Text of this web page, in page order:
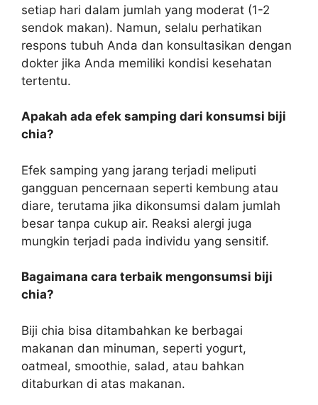
setiap hari dalam jumlah yang moderat (1-2
sendok makan). Namun, selalu perhatikan
respons tubuh Anda dan konsultasikan dengan
dokter jika Anda memiliki kondisi kesehatan
tertentu.
Apakah ada efek samping dari konsumsi biji
chia?
Efek samping yang jarang terjadi meliputi
gangguan pencernaan seperti kembung atau
diare, terutama jika dikonsumsi dalam jumlah
besar tanpa cukup air. Reaksi alergi juga
mungkin terjadi pada individu yang sensitif.
Bagaimana cara terbaik mengonsumsi biji
chia?
Biji chia bisa ditambahkan ke berbagai
makanan dan minuman, seperti yogurt,
oatmeal, smoothie, salad, atau bahkan
ditaburkan di atas makanan.